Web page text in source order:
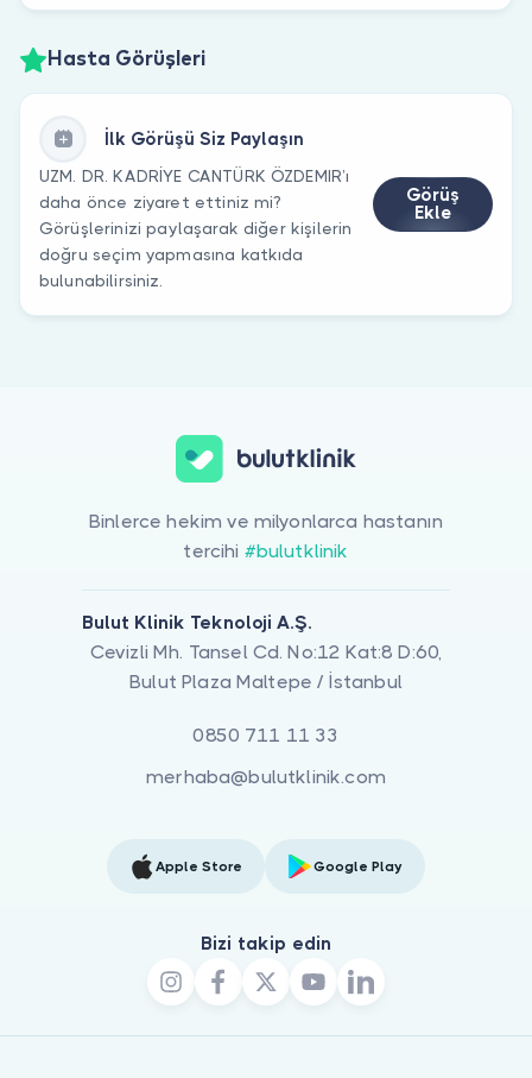
Hasta Görüşleri
İlk Görüşü Siz Paylaşın
UZM. DR. KADRİYE CANTÜRK ÖZDEMIR’ı
daha önce ziyaret ettiniz mi?
Görüşlerinizi paylaşarak diğer kişilerin
doğru seçim yapmasına katkıda
bulunabilirsiniz.
Görüş
Ekle
Binlerce hekim ve milyonlarca hastanın
tercihi #bulutklinik
Bulut Klinik Teknoloji A.Ş.
Cevizli Mh. Tansel Cd. No:12 Kat:8 D:60,
Bulut Plaza Maltepe / İstanbul
0850 711 11 33
merhaba@bulutklinik.com
Apple Store Google Play
Bizi takip edin